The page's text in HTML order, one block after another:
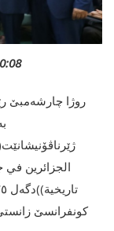
کونفرانسێ زانستی زانکویا ٨مای١٩٤٥ل